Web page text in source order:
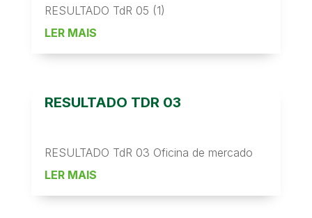
RESULTADO TdR 05 (1)
LER MAIS
RESULTADO TDR 03
RESULTADO TdR 03 Oficina de mercado
LER MAIS